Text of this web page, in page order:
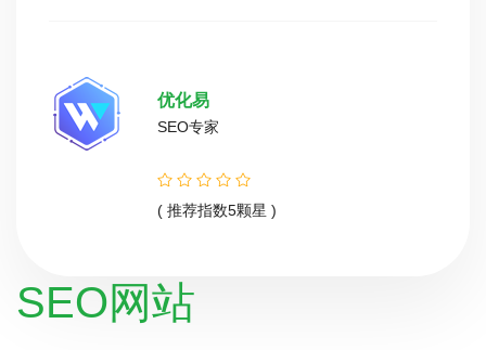
优化易
SEO专家
( 推荐指数5颗星 )
SEO网站